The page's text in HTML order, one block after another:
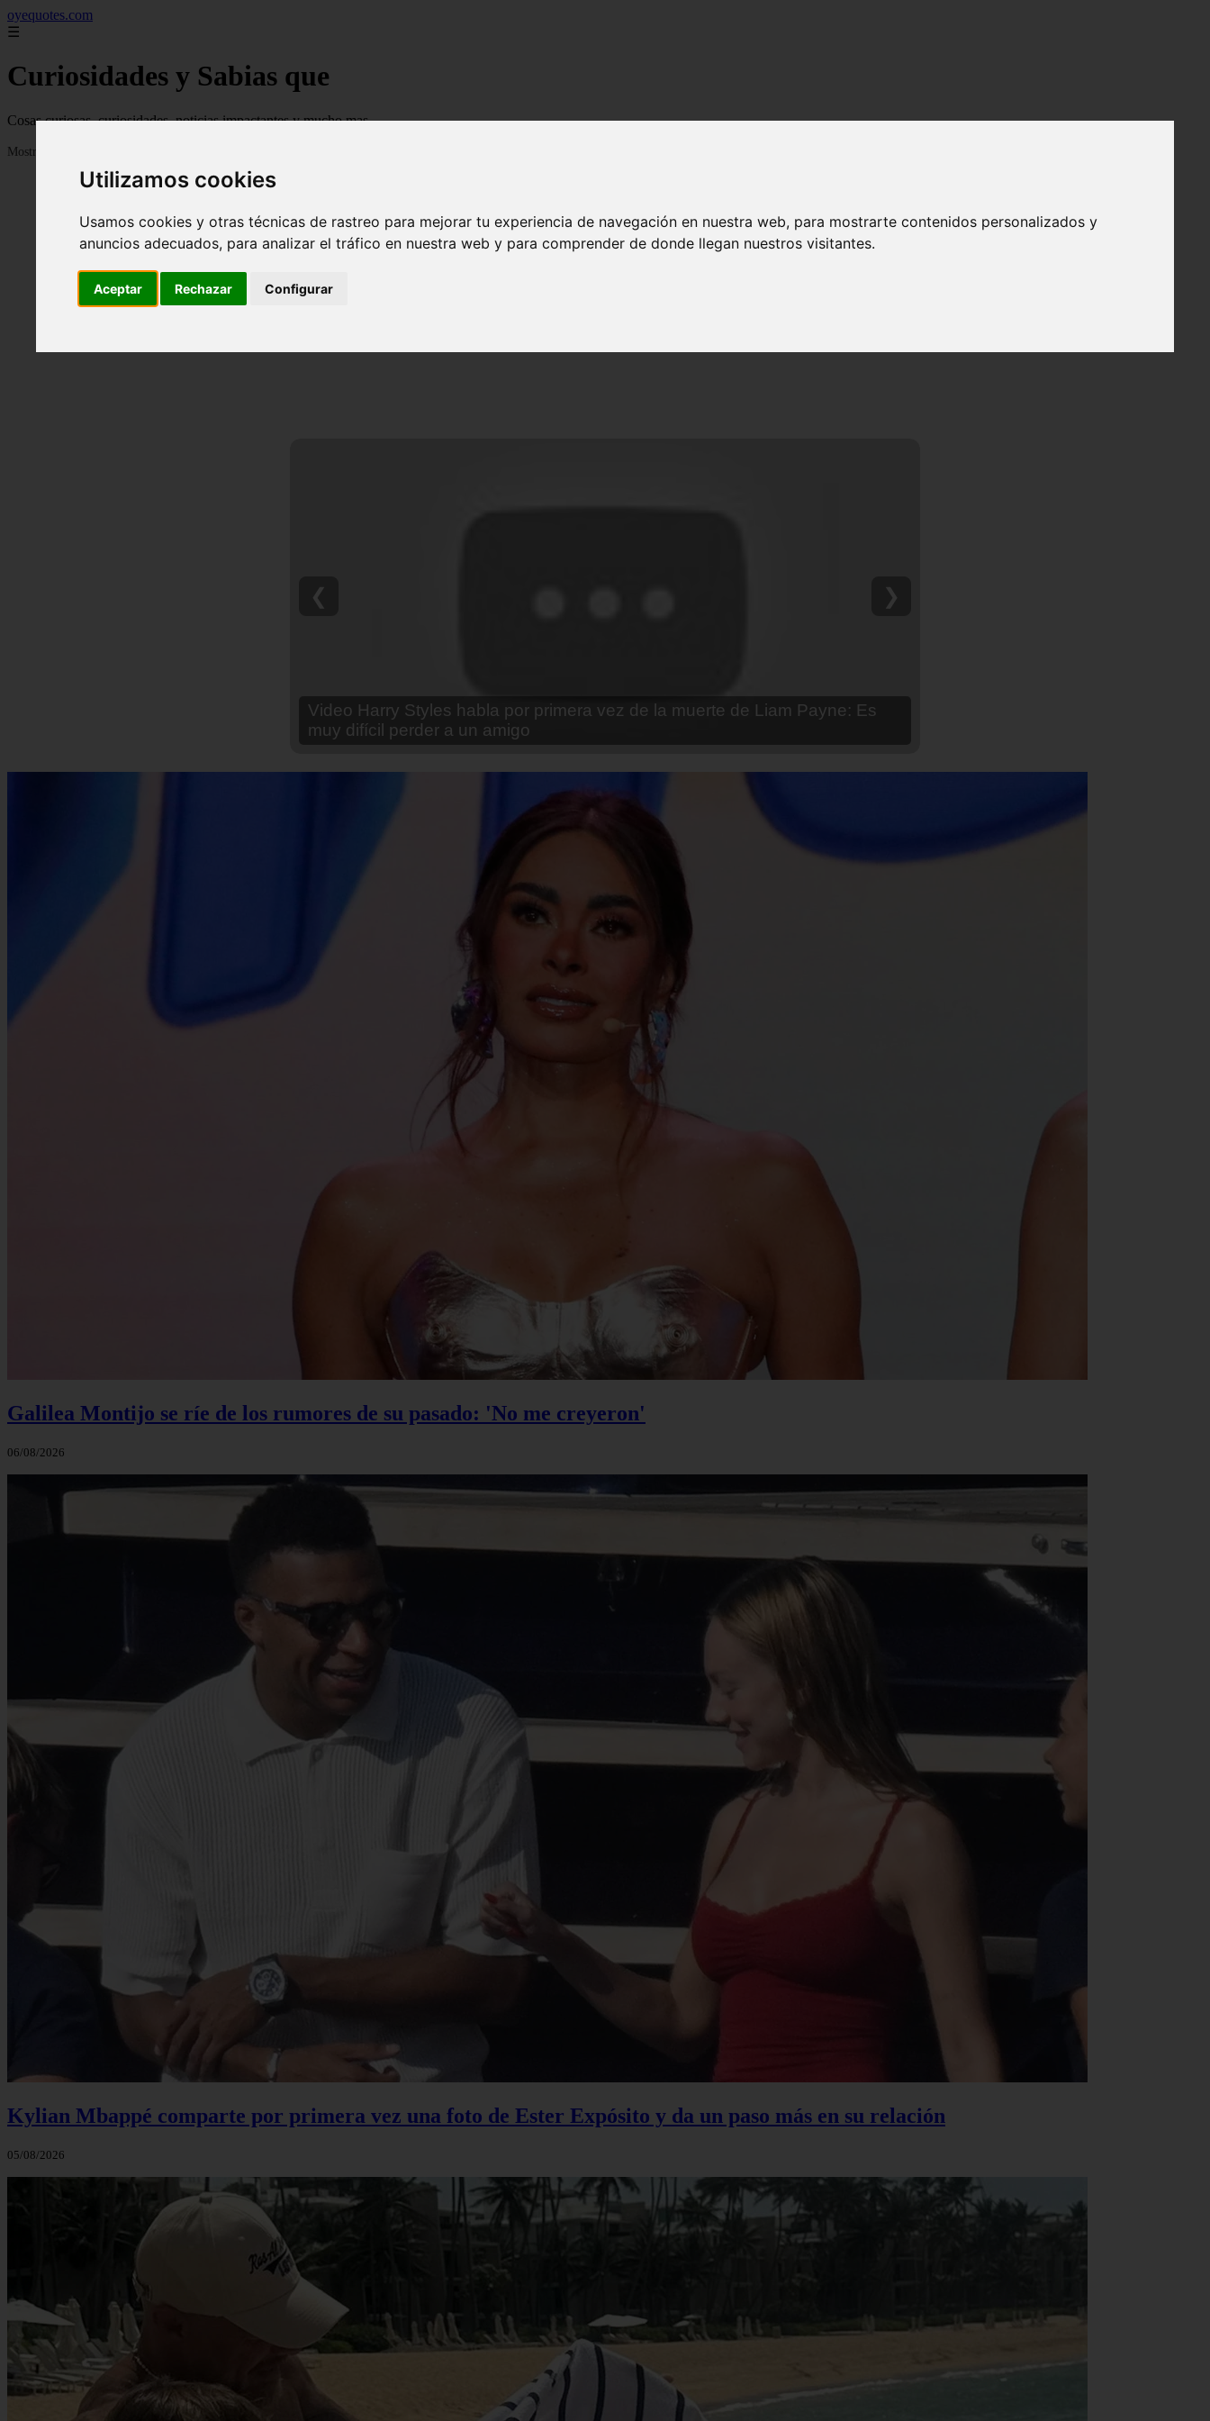
Utilizamos cookies
Usamos cookies y otras técnicas de rastreo para mejorar tu experiencia de navegación en nuestra web, para mostrarte contenidos personalizados y
anuncios adecuados, para analizar el tráfico en nuestra web y para comprender de donde llegan nuestros visitantes.
Aceptar Rechazar Configurar
oyequotes.com
☰
Curiosidades y Sabias que
Cosas curiosas, curiosidades, noticias impactantes y mucho mas
Mostrando 1 - 24 de 2834 artículos
Video Ana Brenda Contreras y la firme promesa que le hizo a su hija Aria
❮ ❯
Galilea Montijo se ríe de los rumores de su pasado: 'No me creyeron'
06/08/2026
Kylian Mbappé comparte por primera vez una foto de Ester Expósito y da un paso más en su relación
05/08/2026